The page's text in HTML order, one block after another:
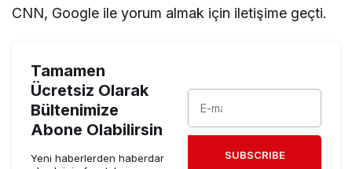
CNN, Google ile yorum almak için iletişime geçti.
Tamamen
Ücretsiz Olarak
Bültenimize
Abone Olabilirsin
Yeni haberlerden haberdar
SUBSCRIBE